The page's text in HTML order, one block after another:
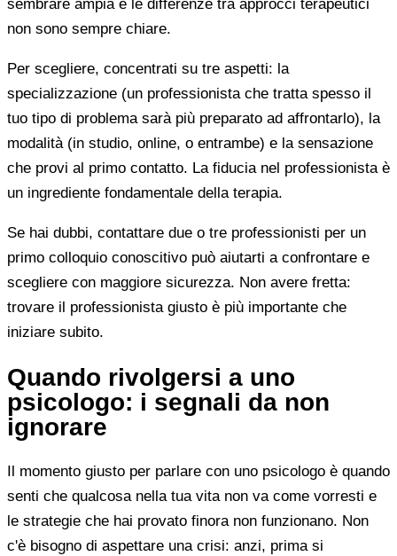
sembrare ampia e le differenze tra approcci terapeutici
non sono sempre chiare.
Per scegliere, concentrati su tre aspetti: la
specializzazione (un professionista che tratta spesso il
tuo tipo di problema sarà più preparato ad affrontarlo), la
modalità (in studio, online, o entrambe) e la sensazione
che provi al primo contatto. La fiducia nel professionista è
un ingrediente fondamentale della terapia.
Se hai dubbi, contattare due o tre professionisti per un
primo colloquio conoscitivo può aiutarti a confrontare e
scegliere con maggiore sicurezza. Non avere fretta:
trovare il professionista giusto è più importante che
iniziare subito.
Quando rivolgersi a uno
psicologo: i segnali da non
ignorare
Il momento giusto per parlare con uno psicologo è quando
senti che qualcosa nella tua vita non va come vorresti e
le strategie che hai provato finora non funzionano. Non
c'è bisogno di aspettare una crisi: anzi, prima si